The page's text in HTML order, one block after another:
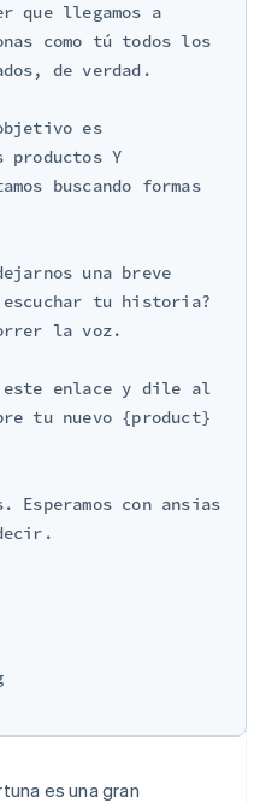
que llegamos a
como tú todos los
de verdad.
es
productos Y
buscando formas
una breve
escuchar tu historia?
la voz.
este enlace y dile al
tu nuevo {product}
Esperamos con ansias
es una gran